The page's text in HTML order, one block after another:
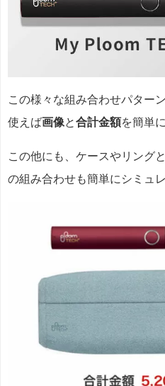
この様々な組み合わせパター
使えば画像と合計金額を簡単
この他にも、ケースやリング
の組み合わせも簡単にシミュ